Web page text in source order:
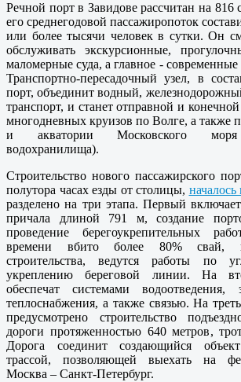
Речной порт в Завидове рассчитан на 816
его среднегодовой пассажиропоток
или более тысячи человек в сутки. Он
обслуживать экскурсионные,
маломерные суда, а главное -
Транспортно-пересадочный узел, в
порт, объединит водный,
транспорт, и станет отправной и
многодневных круизов по Волге, а также
и акватории Московского моря
водохранилища).
Строительство нового пассажирского
полутора часах езды от столицы, началось
разделено на три этапа. Первый
причала длиной 791 м, создание
проведение берегоукрепительных
времени вбито более 80% свай,
строительства, ведутся работы по
укреплению береговой линии. На
обеспечат системами
теплоснабжения, а также связью. На
предусмотрено строительство
дороги протяженностью 640 метров,
Дорога соединит создающийся
трассой, позволяющей выехать на
Москва – Санкт-Петербург.